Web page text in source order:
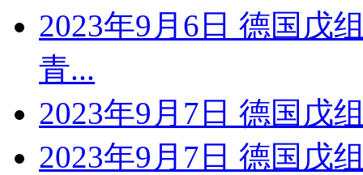
2023年9月6日 德国戊
青...
2023年9月7日 德国戊
2023年9月7日 德国戊